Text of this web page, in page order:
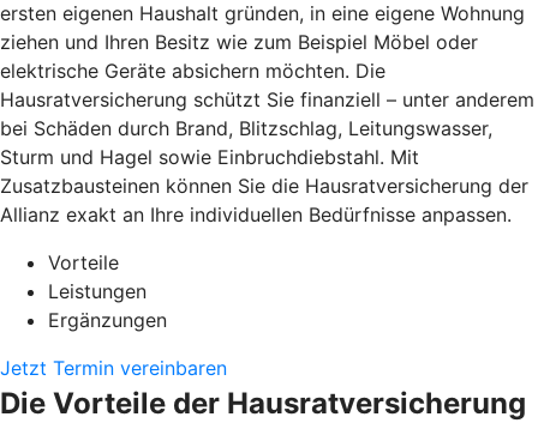
ersten eigenen Haushalt gründen, in eine eigene Wohnung
ziehen und Ihren Besitz wie zum Beispiel Möbel oder
elektrische Geräte absichern möchten. Die
Hausratversicherung schützt Sie finanziell – unter anderem
bei Schäden durch Brand, Blitzschlag, Leitungswasser,
Sturm und Hagel sowie Einbruchdiebstahl. Mit
Zusatzbausteinen können Sie die Hausratversicherung der
Allianz exakt an Ihre individuellen Bedürfnisse anpassen.
Vorteile
Leistungen
Ergänzungen
Jetzt Termin vereinbaren
Die Vorteile der Hausratversicherung